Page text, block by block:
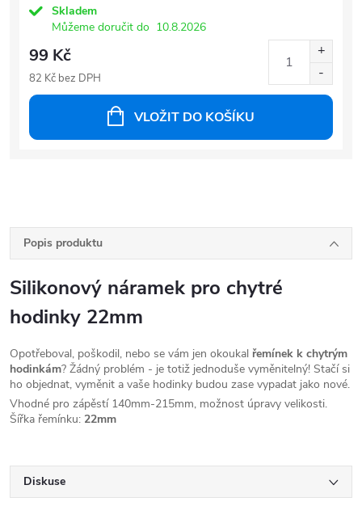
Skladem
Můžeme doručit do 10.8.2026
99 Kč
82 Kč bez DPH
VLOŽIT DO KOŠÍKU
Popis produktu
Silikonový náramek pro chytré
hodinky 22mm
Opotřeboval, poškodil, nebo se vám jen okoukal řemínek k chytrým
hodinkám? Žádný problém - je totiž jednoduše vyměnitelný! Stačí si
ho objednat, vyměnit a vaše hodinky budou zase vypadat jako nové.
Vhodné pro zápěstí 140mm-215mm, možnost úpravy velikosti.
Šířka řemínku: 22mm
Diskuse